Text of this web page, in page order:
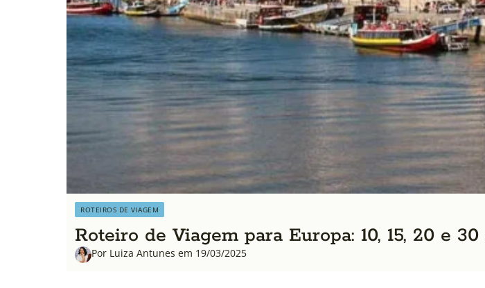
ROTEIROS DE VIAGEM
Roteiro de Viagem para Europa: 10, 15, 20 e
Por Luiza Antunes em 19/03/2025